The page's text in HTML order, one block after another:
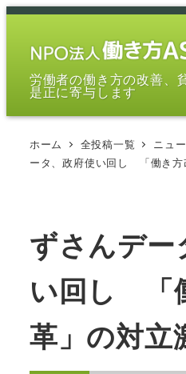
メ
労働者の働き方の改善、
是正に寄与します
ホーム 全投稿一覧 ニュ
ータ、政府使い回し 「働き方
ずさんデー
い回し 「
革」の対立